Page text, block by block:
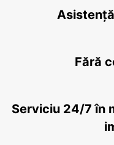
LARNACA
LARNACA
LARNACA - CYPRUS
Fără
Serviciu 24/7 în